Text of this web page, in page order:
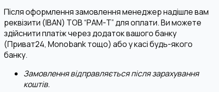
Після оформлення замовлення менеджер надішле вам
реквізити (IBAN) ТОВ “РАМ-Т” для оплати. Ви можете
здійснити платіж через додаток вашого банку
(Приват24, Monobank тощо) або у касі будь-якого
банку.
Замовлення відправляється після зарахування
коштів.